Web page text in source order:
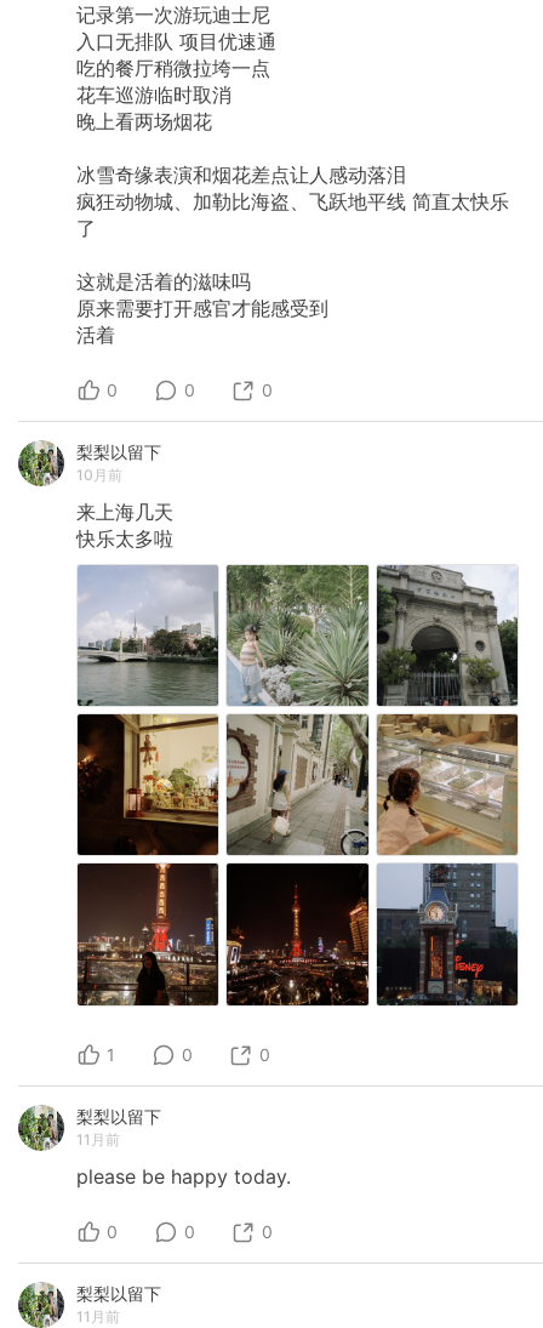
记录第一次游玩迪士尼
入口无排队 项目优速通
吃的餐厅稍微拉垮一点
花车巡游临时取消
晚上看两场烟花
冰雪奇缘表演和烟花差点让人感动落泪
疯狂动物城、加勒比海盗、飞跃地平线 简直太快乐
了
这就是活着的滋味吗
原来需要打开感官才能感受到
活着
0 0 0
梨梨以留下
10月前
来上海几天
快乐太多啦
1 0 0
梨梨以留下
11月前
please be happy today.
0 0 0
梨梨以留下
11月前